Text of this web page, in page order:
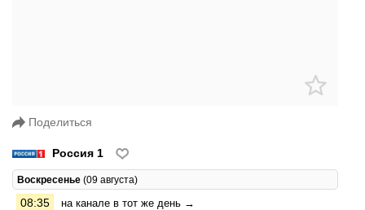
Поделиться
Россия 1
Воскресенье (09 августа)
08:35 на канале в тот же день →